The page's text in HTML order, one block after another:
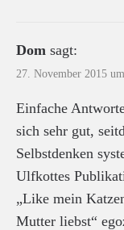
Dom sagt:
27. November 2015
Einfache
sich sehr gut,
Selbstdenken
Ulfkottes
„Like mein
Mutter liebst“